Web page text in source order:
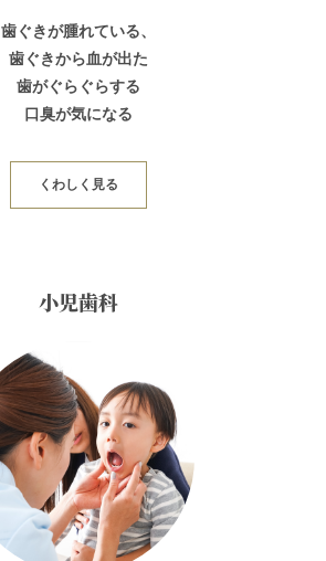
歯ぐきが腫れている、
歯ぐきから血が出た
歯がぐらぐらする
口臭が気になる
くわしく見る
小児歯科